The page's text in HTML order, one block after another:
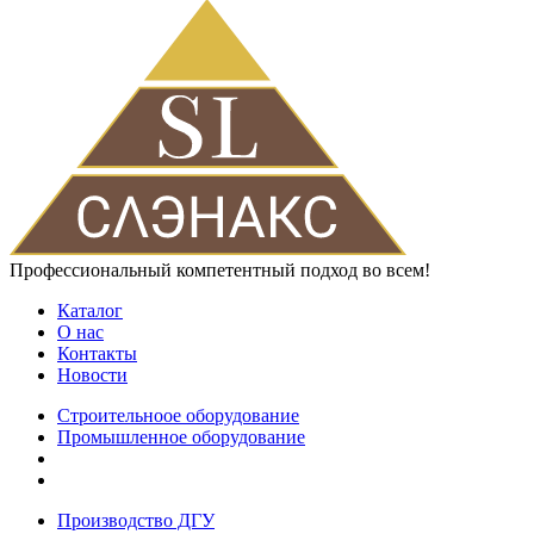
Профессиональный компетентный подход во всем!
Каталог
О нас
Контакты
Новости
Строительноое оборудование
Промышленное оборудование
Производство ДГУ